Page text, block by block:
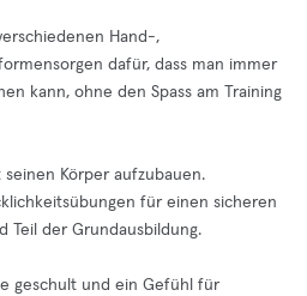
Hand-,
dafür, dass man immer
kann, ohne den Spass am Training
seinen Körper aufzubauen.
für einen sicheren
Teil der Grundausbildung.
geschult und ein Gefühl für